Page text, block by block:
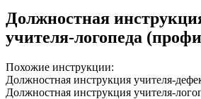
Должностная
учителя-логопеда
Похожие инструкции:
Должностная инструкция учителя-
Должностная инструкция учителя-